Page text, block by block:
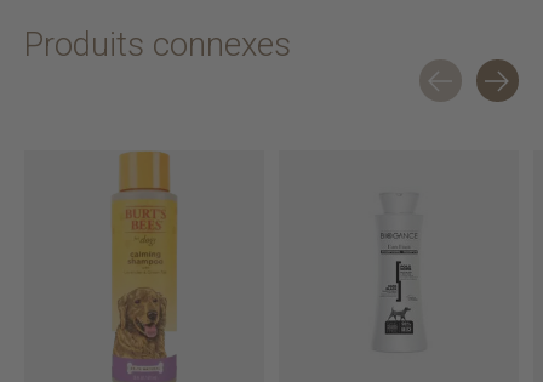
Produits connexes